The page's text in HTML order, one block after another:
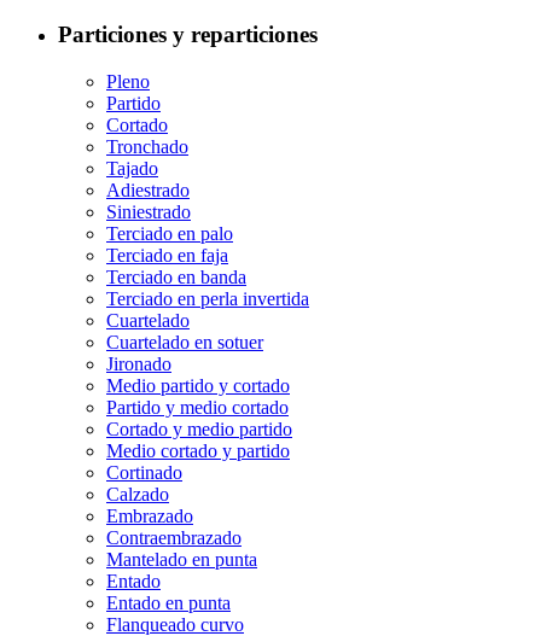
Particiones y reparticiones
Pleno
Partido
Cortado
Tronchado
Tajado
Adiestrado
Siniestrado
Terciado en palo
Terciado en faja
Terciado en banda
Terciado en perla invertida
Cuartelado
Cuartelado en sotuer
Jironado
Medio partido y cortado
Partido y medio cortado
Cortado y medio partido
Medio cortado y partido
Cortinado
Calzado
Embrazado
Contraembrazado
Mantelado en punta
Entado
Entado en punta
Flanqueado curvo